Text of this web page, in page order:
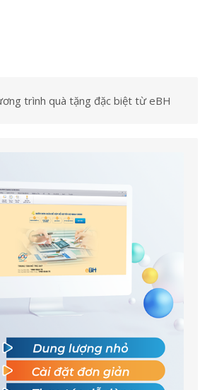
trình quà tặng đặc biệt từ eBH